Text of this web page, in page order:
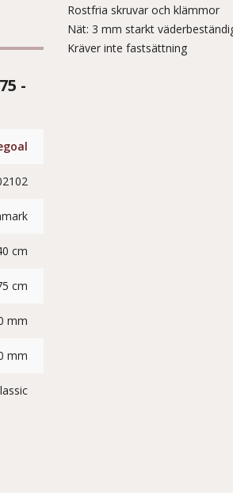
-
cm
cm
mm
mm
Rostfria skruvar och klämmor
Nät: 3 mm starkt
Kräver inte fastsättning